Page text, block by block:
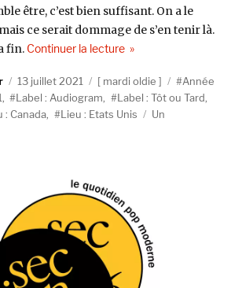
être, c’est bien suffisant. On a le
ce serait dommage de s’en tenir là.
fin. Continuer la lecturede « Lhasa de Sela,
Publié
le
13 juillet 2021 Catégories
mardi oldie Étiquettes
Année
Label : Audiogram Label : Tôt ou Tard
: Canada Lieu : Etats Unis
Un